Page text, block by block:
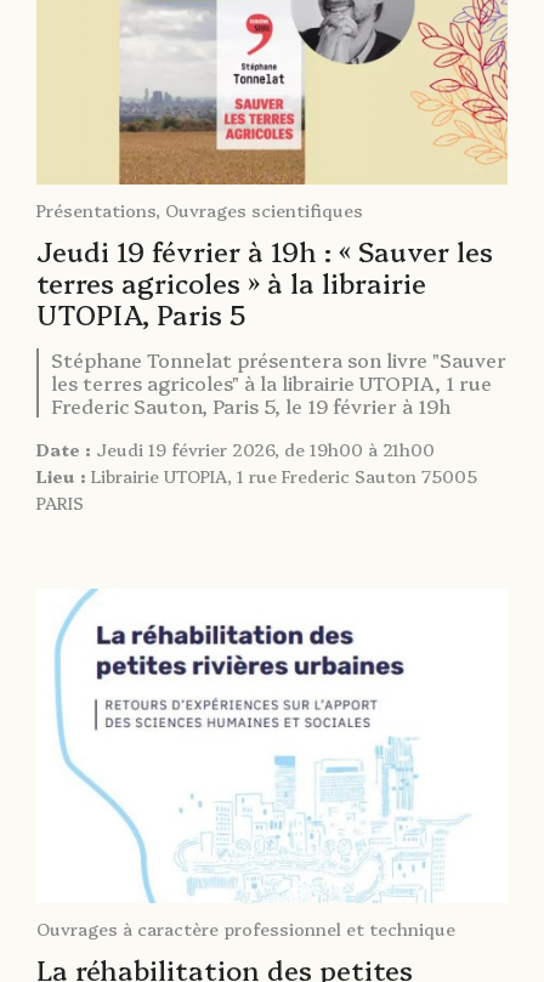
Présentations, Ouvrages scientifiques
Jeudi 19 février à 19h : « Sauver les
terres agricoles » à la librairie
UTOPIA, Paris 5
Stéphane Tonnelat présentera son livre "Sauver
les terres agricoles" à la librairie UTOPIA, 1 rue
Frederic Sauton, Paris 5, le 19 février à 19h
Date : Jeudi 19 février 2026, de 19h00 à 21h00
Lieu : Librairie UTOPIA, 1 rue Frederic Sauton 75005
PARIS
Ouvrages à caractère professionnel et technique
La réhabilitation des petites